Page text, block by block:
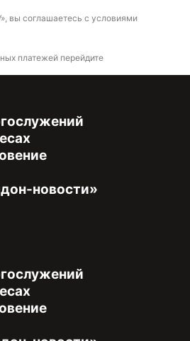
вы соглашаетесь с условиями
платежей перейдите
новости»